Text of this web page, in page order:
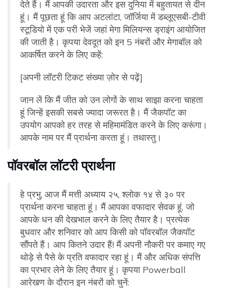
देते हैं। मैं आपकी उदारता और इस दुनिया में बहुतायत से दीन
हूं। मैं पूछता हूं कि आप अटलांटा, जॉर्जिया में डब्लूएसबी-टीवी
स्टूडियो में एक परी भेजें जहां मेगा मिलियन्स ड्राइंग आयोजित
की जाती है। कृपया देवदूत को इन 5 नंबरों और मेगाबॉल को
आकर्षित करने के लिए कहें:
[अपनी लॉटरी टिकट संख्या ज़ोर से पढ़ें]
जान लें कि मैं जीत को उन लोगों के साथ साझा करना चाहता
हूं जिन्हें इसकी सबसे ज्यादा जरूरत है। मैं जैकपॉट का
उपयोग आपको हर तरह से महिमामंडित करने के लिए करूंगा।
आपके नाम पर मैं प्रार्थना करता हूं। तथास्तु।
पॉवरबॉल लॉटरी प्रार्थना
हे प्रभु, आज मैं मत्ती अध्याय २५, श्लोक १४ से ३० पर
प्रार्थना करना चाहता हूं। मैं आपका वफादार सेवक हूं, जो
आपके धन की देखभाल करने के लिए तैयार है। प्रत्येक
बुधवार और शनिवार को आप किसी को पॉवरबॉल जैकपॉट
सौंपते हैं। आप कितने उदार हैं! मैं अपनी नौकरी पर कमाए गए
थोड़े से पैसे के प्रति वफादार रहा हूं। मैं और अधिक संपत्ति
का प्रभार लेने के लिए तैयार हूं। कृपया Powerball
आरेखण के दौरान इन नंबरों को चुनें: